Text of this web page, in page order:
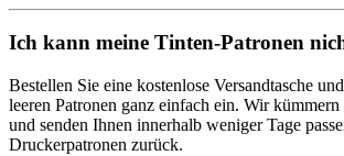
Ich kann meine Tinten-Patronen
Bestellen Sie eine kostenlose Versandtasche
leeren Patronen ganz einfach ein. Wir kümmern
und senden Ihnen innerhalb weniger Tage
Druckerpatronen zurück.